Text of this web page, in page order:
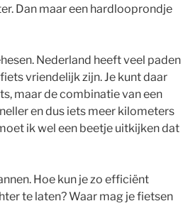
Dan maar een hardlooprondje
Nederland heeft veel paden
vriendelijk zijn. Je kunt daar
maar de combinatie van een
en dus iets meer kilometers
ik wel een beetje uitkijken dat
Hoe kun je zo efficiënt
te laten? Waar mag je fietsen